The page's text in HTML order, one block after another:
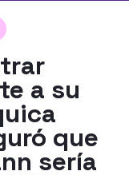
a su
que
sería